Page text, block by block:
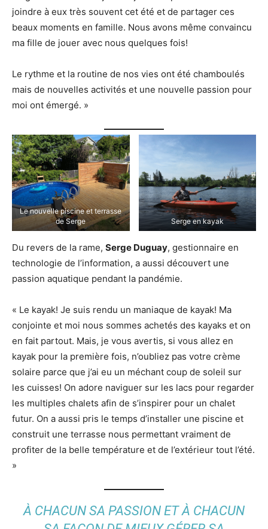
joindre à eux très souvent cet été et de partager ces
beaux moments en famille. Nous avons même convaincu
ma fille de jouer avec nous quelques fois!
Le rythme et la routine de nos vies ont été chamboulés
mais de nouvelles activités et une nouvelle passion pour
moi ont émergé. »
Le nouvelle piscine et terrasse
de Serge
Serge en kayak
Du revers de la rame, Serge Duguay, gestionnaire en
technologie de l’information, a aussi découvert une
passion aquatique pendant la pandémie.
« Le kayak! Je suis rendu un maniaque de kayak! Ma
conjointe et moi nous sommes achetés des kayaks et on
en fait partout. Mais, je vous avertis, si vous allez en
kayak pour la première fois, n’oubliez pas votre crème
solaire parce que j’ai eu un méchant coup de soleil sur
les cuisses! On adore naviguer sur les lacs pour regarder
les multiples chalets afin de s’inspirer pour un chalet
futur. On a aussi pris le temps d’installer une piscine et
construit une terrasse nous permettant vraiment de
profiter de la belle température et de l’extérieur tout l’été.
»
À CHACUN SA PASSION ET À CHACUN